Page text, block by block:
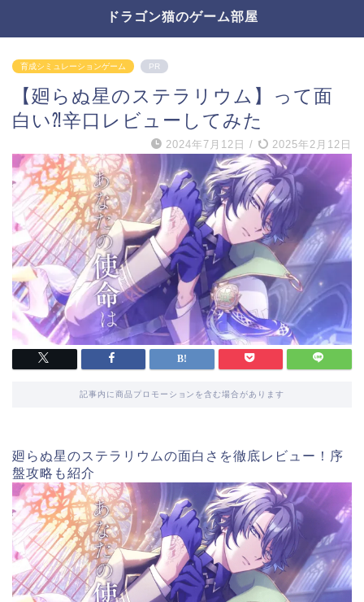
ドラゴン猫のゲーム部屋
育成シミュレーションゲーム PR
【廻らぬ星のステラリウム】って面
白い⁈辛口レビューしてみた
2024年7月12日 / 2025年2月12日
記事内に商品プロモーションを含む場合があります
廻らぬ星のステラリウムの面白さを徹底レビュー！序
盤攻略も紹介